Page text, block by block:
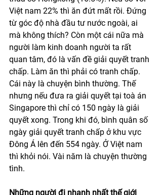
Việt nam 22% thì ăn đứt mất rồi. Đứng
từ góc độ nhà đầu tư nước ngoài, ai
mà không thích? Còn một cái nữa mà
người làm kinh doanh người ta rất
quan tâm, đó là vấn đề giải quyết tranh
chấp. Làm ăn thì phải có tranh chấp.
Cái này là chuyện bình thường. Thế
nhưng nếu đưa ra giải quyết tại toà án
Singapore thì chỉ có 150 ngày là giải
quyết xong. Trong khi đó, bình quân số
ngày giải quyết tranh chấp ở khu vực
Đông Á lên đến 554 ngày. Ở Việt nam
thì khỏi nói. Vài năm là chuyện thường
tình.
Những người đi nhanh nhất thế giới